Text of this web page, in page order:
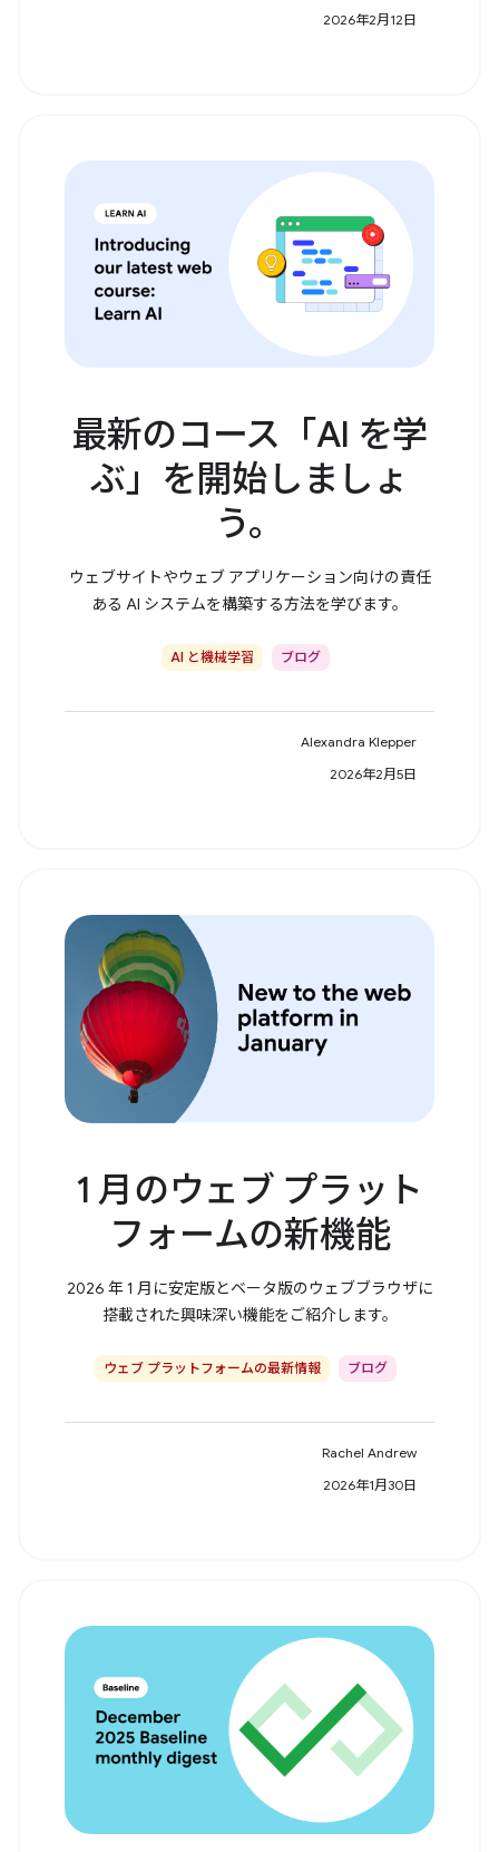
2026年2月12日
最新のコース「AI を学
ぶ」を開始しましょ
う。
ウェブサイトやウェブ アプリケーション向けの責任
ある AI システムを構築する方法を学びます。
AI と機械学習 ブログ
Alexandra Klepper
2026年2月5日
1 月のウェブ プラット
フォームの新機能
2026 年 1 月に安定版とベータ版のウェブブラウザに
搭載された興味深い機能をご紹介します。
ウェブ プラットフォームの最新情報 ブログ
Rachel Andrew
2026年1月30日